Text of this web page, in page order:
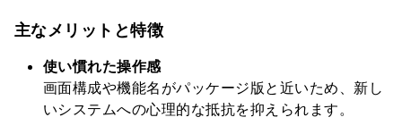
主なメリットと特徴
使い慣れた操作感
画面構成や機能名がパッケージ版と近いため、新し
いシステムへの心理的な抵抗を抑えられます。